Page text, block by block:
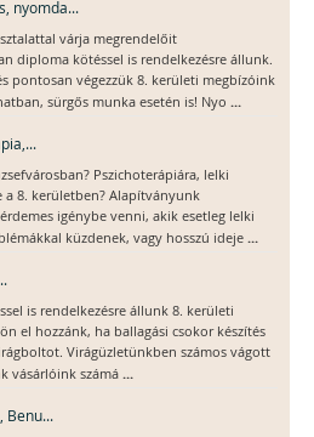
nyomda...
várja megrendelőit
diploma kötéssel is rendelkezésre állunk.
pontosan végezzük 8. kerületi megbízóink
sürgős munka esetén is! Nyo ...
Pszichoterápiára, lelki
a 8. kerületben? Alapítványunk
igénybe venni, akik esetleg lelki
küzdenek, vagy hosszú ideje ...
is rendelkezésre állunk 8. kerületi
el hozzánk, ha ballagási csokor készítés
Virágüzletünkben számos vágott
vásárlóink számá ...
Benu...